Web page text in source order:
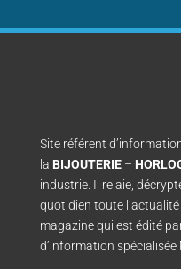
Site référent
la BIJOUTERIE–
industrie. Il relaie,
quotidien toute
magazine qui est édité
d’information spécialisée